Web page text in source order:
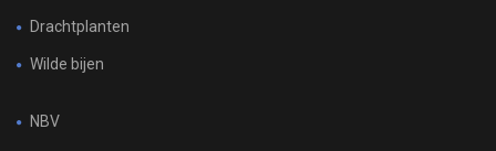
Drachtplanten
Wilde bijen
NBV